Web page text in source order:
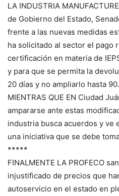
LA INDUSTRIA
de Gobierno del Estado,
frente a las nuevas medidas
ha solicitado al sector el pago
certificación en materia de
y para que se permita la
20 días y no ampliarlo hasta
MIENTRAS QUE EN Ciudad
ampararse ante estas
industria busca acuerdos y ve
una iniciativa que se debe
*****
FINALMENTE LA PROFECO
injustificado de precios que
autoservicio en el estado en